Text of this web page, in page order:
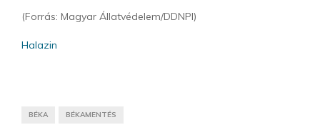
(Forrás: Magyar Állatvédelem/DDNPI)
Halazin
BÉKA BÉKAMENTÉS